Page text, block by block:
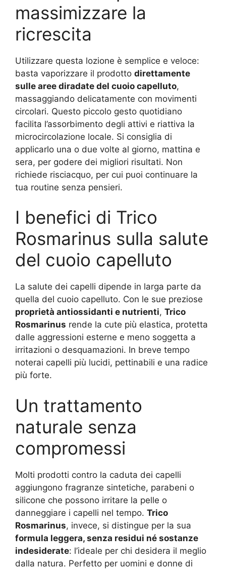
massimizzare la
ricrescita
Utilizzare questa lozione è semplice e veloce:
basta vaporizzare il prodotto direttamente
sulle aree diradate del cuoio capelluto,
massaggiando delicatamente con movimenti
circolari. Questo piccolo gesto quotidiano
facilita l’assorbimento degli attivi e riattiva la
microcircolazione locale. Si consiglia di
applicarlo una o due volte al giorno, mattina e
sera, per godere dei migliori risultati. Non
richiede risciacquo, per cui puoi continuare la
tua routine senza pensieri.
I benefici di Trico
Rosmarinus sulla salute
del cuoio capelluto
La salute dei capelli dipende in larga parte da
quella del cuoio capelluto. Con le sue preziose
proprietà antiossidanti e nutrienti, Trico
Rosmarinus rende la cute più elastica, protetta
dalle aggressioni esterne e meno soggetta a
irritazioni o desquamazioni. In breve tempo
noterai capelli più lucidi, pettinabili e una radice
più forte.
Un trattamento
naturale senza
compromessi
Molti prodotti contro la caduta dei capelli
aggiungono fragranze sintetiche, parabeni o
silicone che possono irritare la pelle o
danneggiare i capelli nel tempo. Trico
Rosmarinus, invece, si distingue per la sua
formula leggera, senza residui né sostanze
indesiderate: l’ideale per chi desidera il meglio
dalla natura. Perfetto per uomini e donne di